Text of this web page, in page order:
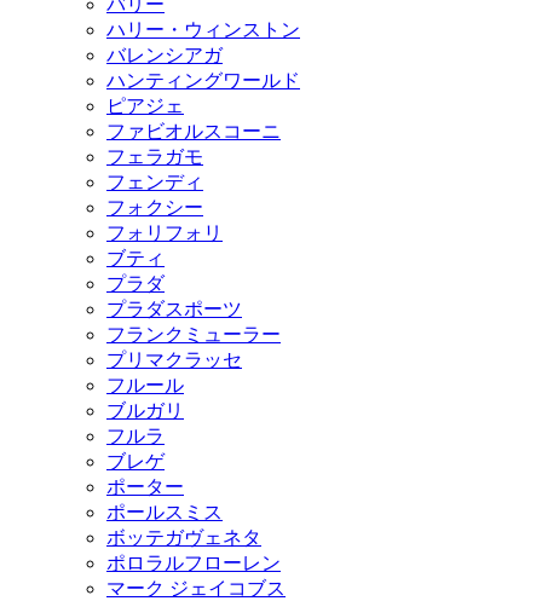
ハリー・ウィンストン
バレンシアガ
ハンティングワールド
ピアジェ
ファビオルスコーニ
フェラガモ
フェンディ
フォクシー
フォリフォリ
ブティ
プラダ
プラダスポーツ
フランクミューラー
プリマクラッセ
フルール
ブルガリ
フルラ
ブレゲ
ポーター
ポールスミス
ボッテガヴェネタ
ポロラルフローレン
マーク ジェイコブス